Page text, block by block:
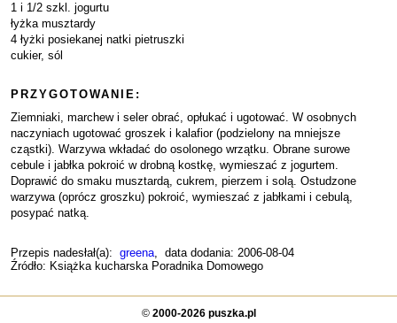
1 i 1/2 szkl. jogurtu
łyżka musztardy
4 łyżki posiekanej natki pietruszki
cukier, sól
PRZYGOTOWANIE:
Ziemniaki, marchew i seler obrać, opłukać i ugotować. W osobnych
naczyniach ugotować groszek i kalafior (podzielony na mniejsze
cząstki). Warzywa wkładać do osolonego wrzątku. Obrane surowe
cebule i jabłka pokroić w drobną kostkę, wymieszać z jogurtem.
Doprawić do smaku musztardą, cukrem, pierzem i solą. Ostudzone
warzywa (oprócz groszku) pokroić, wymieszać z jabłkami i cebulą,
posypać natką.
Przepis nadesłał(a): greena, data dodania: 2006-08-04
Źródło: Książka kucharska Poradnika Domowego
© 2000-2026 puszka.pl